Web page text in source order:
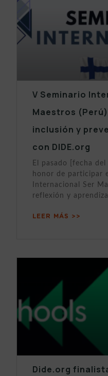
V Seminario
Maestros
inclusión y
con DIDE.org
El pasado [fecha
honor de participar
Internacional Ser
reflexión y
LEER MÁS >>
Dide.org